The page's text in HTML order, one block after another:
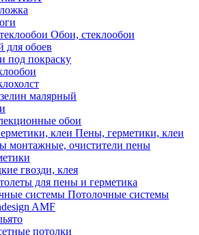
Обои, стеклообои
для обоев
под покраску
малярный
обои
Пены, герметики, клеи
монтажные, очистители пены
гвозди, клея
для пены и герметика
Потолочные системы
AMF
потолки